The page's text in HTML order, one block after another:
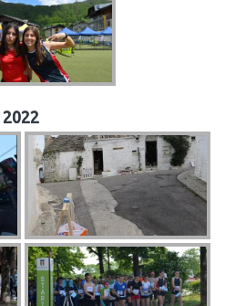
2022